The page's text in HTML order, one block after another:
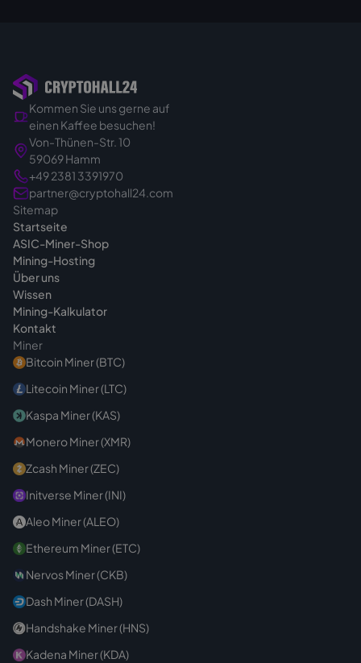
Bestellung.
Sie kaufen also gezielt und verbindlich.
Genau deshalb klären wir vor dem Angebot in
Ruhe das passende Gerät für Ihr Vorhaben -
damit Sie von Anfang an die richtige Wahl
treffen. Bei Fragen vor dem Kauf sind wir
Kommen Sie uns gerne auf
einen Kaffee besuchen!
Von-Thünen-Str. 10
59069 Hamm
+49 2381 3391970
partner@cryptohall24.com
Sitemap
Startseite
ASIC-Miner-Shop
Mining-Hosting
Über uns
Wissen
Mining-Kalkulator
Kontakt
Miner
Bitcoin Miner (BTC)
Litecoin Miner (LTC)
Kaspa Miner (KAS)
Monero Miner (XMR)
Zcash Miner (ZEC)
Initverse Miner (INI)
Aleo Miner (ALEO)
Ethereum Miner (ETC)
Nervos Miner (CKB)
Dash Miner (DASH)
Handshake Miner (HNS)
Kadena Miner (KDA)